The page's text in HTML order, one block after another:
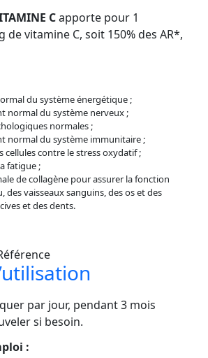
Capporte pour 1
de vitamine C, soit 150% des AR*,
du système énergétique ;
normal du système nerveux ;
normales ;
normal du système immunitaire ;
cellules contre le stress oxydatif ;
fatigue ;
de collagène pour assurer la fonction
des vaisseaux sanguins, des os et des
et des dents.
par jour, pendant 3 mois
si besoin.
: